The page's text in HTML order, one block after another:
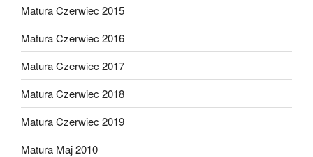
Matura Czerwiec 2015
Matura Czerwiec 2016
Matura Czerwiec 2017
Matura Czerwiec 2018
Matura Czerwiec 2019
Matura Maj 2010